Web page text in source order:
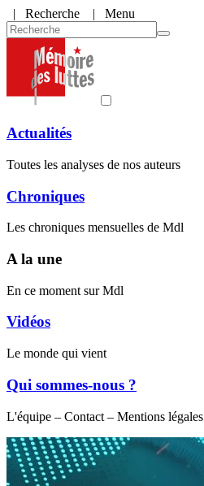
| Recherche | Menu
Actualités
Toutes les analyses de nos auteurs
Chroniques
Les chroniques mensuelles de Mdl
A la une
En ce moment sur Mdl
Vidéos
Le monde qui vient
Qui sommes-nous ?
L'équipe – Contact – Mentions légales